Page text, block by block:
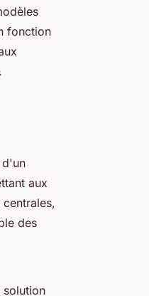
fonction
d'un
aux
des
solution